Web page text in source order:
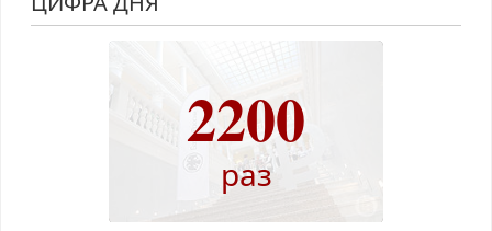
2200
раз